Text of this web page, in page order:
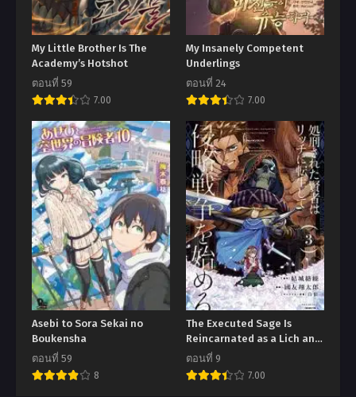
My Little Brother Is The
Academy’s Hotshot
ตอนที่ 59
7.00
My Insanely Competent
Underlings
ตอนที่ 24
7.00
Asebi to Sora Sekai no
Boukensha
ตอนที่ 59
8
The Executed Sage Is
Reincarnated as a Lich and
Starts an All-Out War
ตอนที่ 9
7.00